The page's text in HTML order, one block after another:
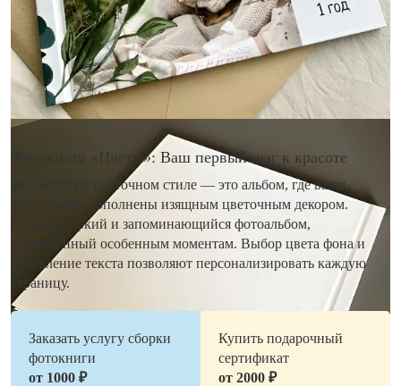
Фотокнига «Цветы»: Ваш первый шаг к красоте
Фотокнига в цветочном стиле — это альбом, где ваши
фотографии дополнены изящным цветочным декором.
Создайте яркий и запоминающийся фотоальбом,
посвященный особенным моментам. Выбор цвета фона и
добавление текста позволяют персонализировать каждую
страницу.
Заказать услугу сборки
фотокниги
от 1000 ₽
Купить подарочный
сертификат
от 2000 ₽